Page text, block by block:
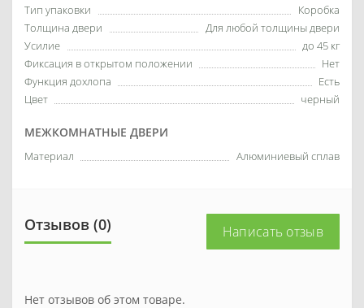
Тип упаковки
Коробка
Толщина двери
Для любой толщины двери
Усилие
до 45 кг
Фиксация в открытом положении
Нет
Функция дохлопа
Есть
Цвет
черный
МЕЖКОМНАТНЫЕ ДВЕРИ
Материал Алюминиевый сплав
Отзывов (0) Написать отзыв
Нет отзывов об этом товаре.